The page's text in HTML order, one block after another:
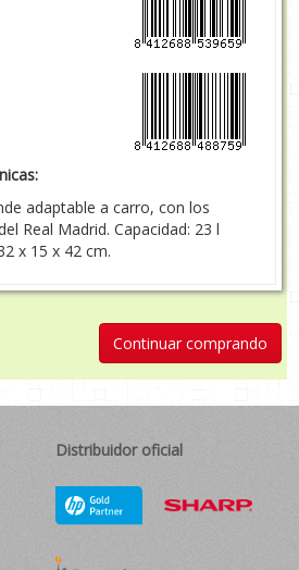
adaptable a carro, con los
Real Madrid. Capacidad: 23 l
x 15 x 42 cm.
Continuar comprando
Distribuidor oficial